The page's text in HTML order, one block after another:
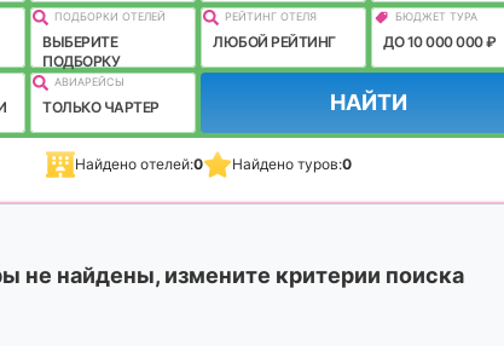
ПОДБОРКИ ОТЕЛЕЙ
ВЫБЕРИТЕ
ПОДБОРКУ
РЕЙТИНГ ОТЕЛЯ
ЛЮБОЙ РЕЙТИНГ
БЮДЖЕТ ТУРА
ДО 10 000 000 ₽
АВИАРЕЙСЫ
ТОЛЬКО ЧАРТЕР НАЙТИ
Найдено отелей:0 Найдено туров:0
не найдены, измените критерии поиска